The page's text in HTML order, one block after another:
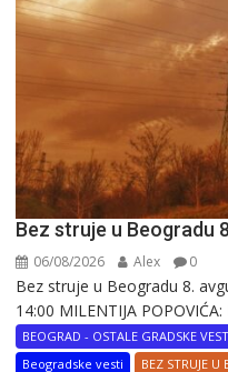
Bez struje u Beogradu
06/08/2026 Alex 0
Bez struje u Beogradu 8.
14:00 MILENTIJA
BEOGRAD - OSTALE GRADSKE
Beogradske vesti
BEZ STRUJE U